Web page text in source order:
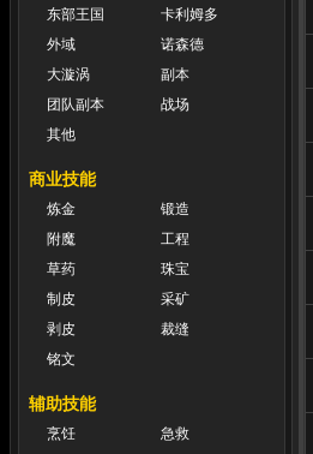
东部王国
卡利姆多
外域
诺森德
大漩涡
副本
团队副本
战场
其他
商业技能
炼金
锻造
附魔
工程
草药
珠宝
制皮
采矿
剥皮
裁缝
铭文
辅助技能
烹饪
急救